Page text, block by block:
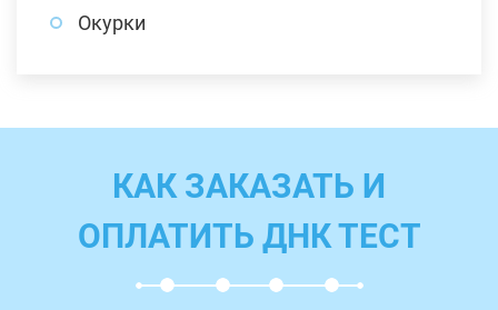
Окурки
КАК ЗАКАЗАТЬ И
ОПЛАТИТЬ ДНК ТЕСТ